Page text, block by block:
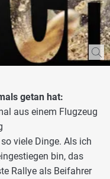
getan hat:
aus einem Flugzeug
viele Dinge. Als ich
bin, das
Rallye als Beifahrer